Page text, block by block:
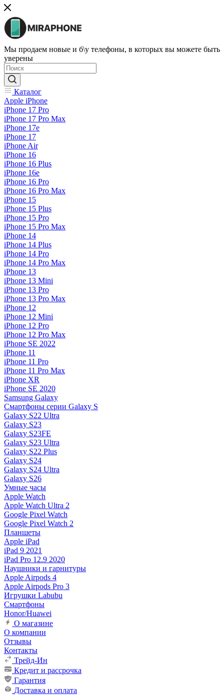
Мы продаем новые и б\у телефоны, в которых вы можете быть
уверены
Каталог
Apple iPhone
iPhone 17 Pro
iPhone 17 Pro Max
iPhone 17e
iPhone 17
iPhone Air
iPhone 16
iPhone 16 Plus
iPhone 16e
iPhone 16 Pro
iPhone 16 Pro Max
iPhone 15
iPhone 15 Plus
iPhone 15 Pro
iPhone 15 Pro Max
iPhone 14
iPhone 14 Plus
iPhone 14 Pro
iPhone 14 Pro Max
iPhone 13
iPhone 13 Mini
iPhone 13 Pro
iPhone 13 Pro Max
iPhone 12
iPhone 12 Mini
iPhone 12 Pro
iPhone 12 Pro Max
iPhone SE 2022
iPhone 11
iPhone 11 Pro
iPhone 11 Pro Max
iPhone XR
iPhone SE 2020
Samsung Galaxy
Смартфоны серии Galaxy S
Galaxy S22 Ultra
Galaxy S23
Galaxy S23FE
Galaxy S23 Ultra
Galaxy S22 Plus
Galaxy S24
Galaxy S24 Ultra
Galaxy S26
Умные часы
Apple Watch
Apple Watch Ultra 2
Google Pixel Watch
Google Pixel Watch 2
Планшеты
Apple iPad
iPad 9 2021
iPad Pro 12.9 2020
Наушники и гарнитуры
Apple Airpods 4
Apple Airpods Pro 3
Игрушки Labubu
Смартфоны
Honor/Huawei
О магазине
О компании
Отзывы
Контакты
Трейд-Ин
Кредит и рассрочка
Гарантия
Доставка и оплата